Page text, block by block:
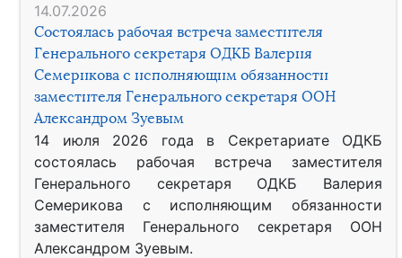
14.07.2026
Состоялась рабочая встреча заместителя
Генерального секретаря ОДКБ Валерия
Семерикова с исполняющим обязанности
заместителя Генерального секретаря ООН
Александром Зуевым
14 июля 2026 года в Секретариате ОДКБ
состоялась рабочая встреча заместителя
Генерального секретаря ОДКБ Валерия
Семерикова с исполняющим обязанности
заместителя Генерального секретаря ООН
Александром Зуевым.